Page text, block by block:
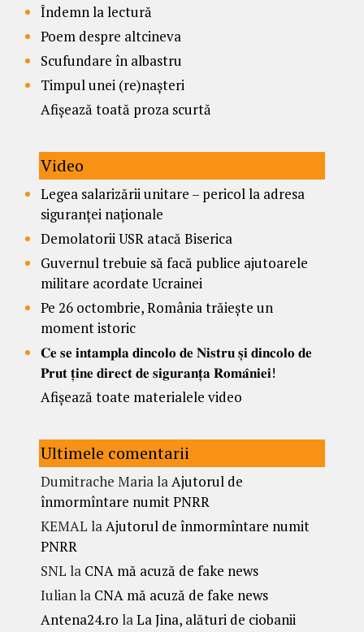
Îndemn la lectură
Poem despre altcineva
Scufundare în albastru
Timpul unei (re)nașteri
Afișează toată proza scurtă
Video
Legea salarizării unitare – pericol la adresa
siguranței naționale
Demolatorii USR atacă Biserica
Guvernul trebuie să facă publice ajutoarele
militare acordate Ucrainei
Pe 26 octombrie, România trăiește un
moment istoric
𝐂𝐞 𝐬𝐞 𝐢𝐧𝐭𝐚𝐦𝐩𝐥𝐚 𝐝𝐢𝐧𝐜𝐨𝐥𝐨 𝐝𝐞 𝐍𝐢𝐬𝐭𝐫𝐮 𝐬̦𝐢 𝐝𝐢𝐧𝐜𝐨𝐥𝐨 𝐝𝐞
𝐏𝐫𝐮𝐭 𝐭̦𝐢𝐧𝐞 𝐝𝐢𝐫𝐞𝐜𝐭 𝐝𝐞 𝐬𝐢𝐠𝐮𝐫𝐚𝐧𝐭̦𝐚 𝐑𝐨𝐦𝐚̂𝐧𝐢𝐞𝐢!
Afișează toate materialele video
Ultimele comentarii
Dumitrache MarialaAjutorul de
înmormîntare numit PNRR
KEMAL laAjutorul de înmormîntare numit
PNRR
SNL la CNA mă acuză de fake news
Iulianla CNA mă acuză de fake news
Antena24.ro laLa Jina, alături de ciobanii